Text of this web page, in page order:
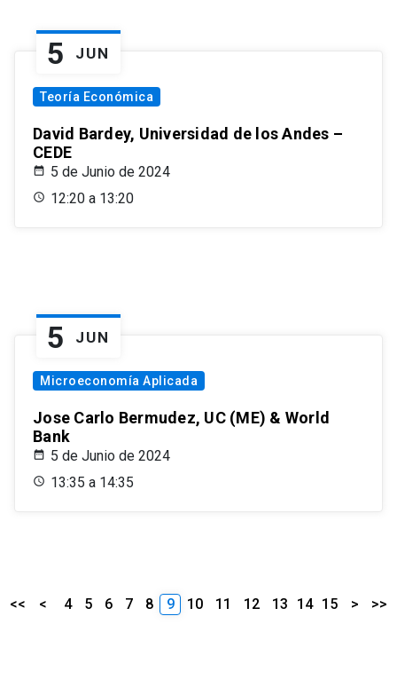
5 JUN
Teoría Económica
David Bardey, Universidad de los Andes –
CEDE
5 de Junio de 2024
12:20 a 13:20
5 JUN
Microeconomía Aplicada
Jose Carlo Bermudez, UC (ME) & World
Bank
5 de Junio de 2024
13:35 a 14:35
<< < 4 5 6 7 8 9 10 11 12 13 14 15 > >>